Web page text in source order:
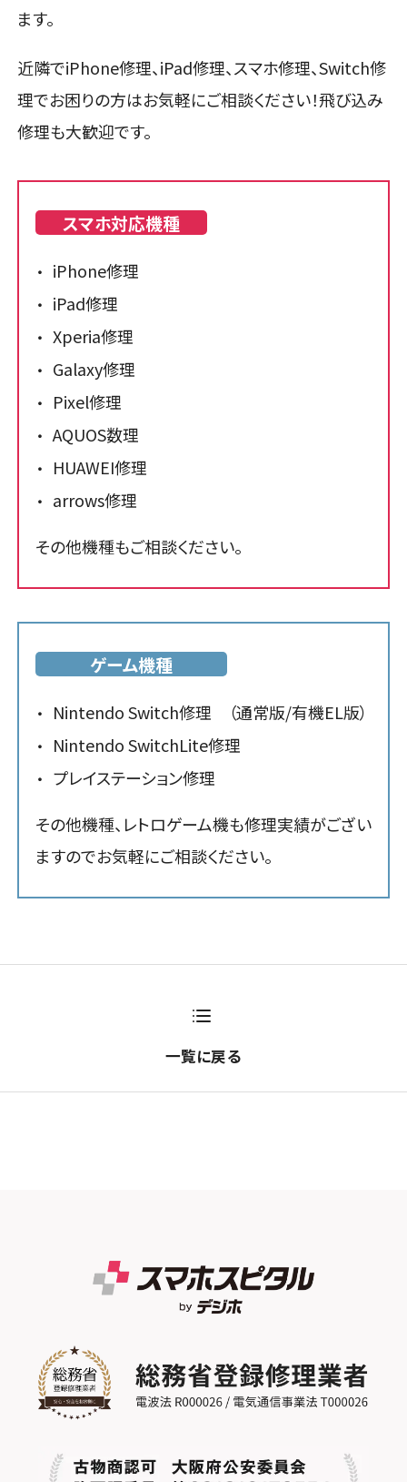
ます。
近隣でiPhone修理、iPad修理、スマホ修理、Switch修
理でお困りの方はお気軽にご相談ください！飛び込み
修理も大歓迎です。
スマホ対応機種
iPhone修理
iPad修理
Xperia修理
Galaxy修理
Pixel修理
AQUOS数理
HUAWEI修理
arrows修理
その他機種もご相談ください。
ゲーム機種
Nintendo Switch修理 （通常版/有機EL版）
Nintendo SwitchLite修理
プレイステーション修理
その他機種、レトロゲーム機も修理実績がござい
ますのでお気軽にご相談ください。
一覧に戻る